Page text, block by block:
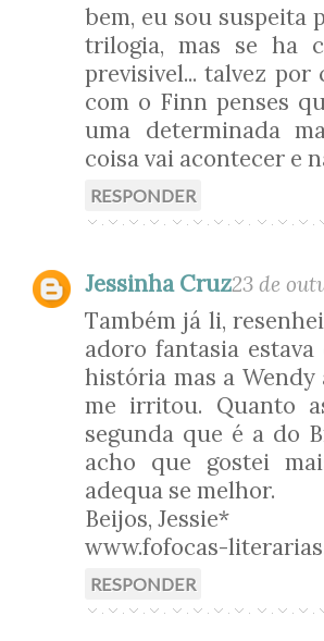
bem, eu sou suspeita
trilogia, mas se ha
previsivel... talvez
com o Finn penses
uma determinada
coisa vai acontecer e
RESPONDER
Jessinha Cruz23 de
Também já li,
adoro fantasia
história mas a
me irritou. Quanto
segunda que é a do
acho que gostei
adequa se melhor.
Beijos, Jessie*
www.fofocas-
RESPONDER